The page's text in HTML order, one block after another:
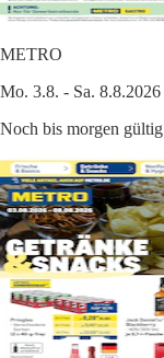
METRO
Mo. 3.8. - Sa. 8.8.2026
Noch bis morgen gültig